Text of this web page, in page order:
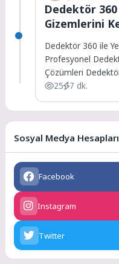
Dedektör 360
Gizemlerini
Dedektör 360 ile
Profesyonel
Çözümleri
25
7 dk.
Sosyal Medya
Facebook
Instagram
Twitter